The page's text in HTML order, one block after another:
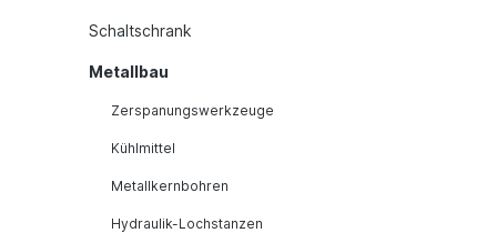
Schaltschrank
Metallbau
Zerspanungswerkzeuge
Kühlmittel
Metallkernbohren
Hydraulik-Lochstanzen